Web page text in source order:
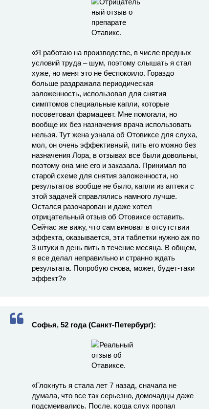
«Я работаю на производстве, в числе вредных
условий труда – шум, поэтому слышать я стал
хуже, но меня это не беспокоило. Гораздо
больше раздражала периодическая
заложенность, использовал для снятия
симптомов специальные капли, которые
посоветовал фармацевт. Мне помогали, но
вообще их без назначения врача использовать
нельзя. Тут жена узнала об Отовиксе для слуха,
мол, он очень эффективный, пить его можно без
назначения Лора, в отзывах все были довольны,
поэтому она мне его и заказала. Принимал по
старой схеме для снятия заложенности, но
результатов вообще не было, капли из аптеки с
этой задачей справлялись намного лучше.
Остался разочарован и даже хотел
отрицательный отзыв об Отовиксе оставить.
Сейчас же вижу, что сам виноват в отсутствии
эффекта, оказывается, эти таблетки нужно аж по
3 штуки в день пить в течение месяца. В общем,
я все делал неправильно и странно ждать
результата. Попробую снова, может, будет-таки
эффект?»
Софья, 52 года (Санкт-Петербург):
«Глохнуть я стала лет 7 назад, сначала не
думала, что все так серьезно, домочадцы даже
подсмеивались. После, когда слух пропал